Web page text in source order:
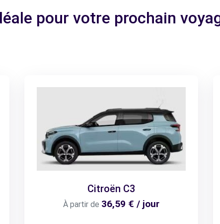
pour votre prochain
Citroën C3
À partir de 36,59 € / jour